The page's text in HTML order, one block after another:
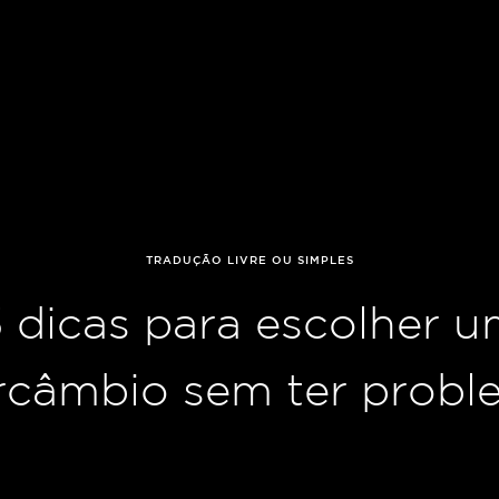
TRADUÇÃO LIVRE OU SIMPLES
dicas para escolher
sem ter